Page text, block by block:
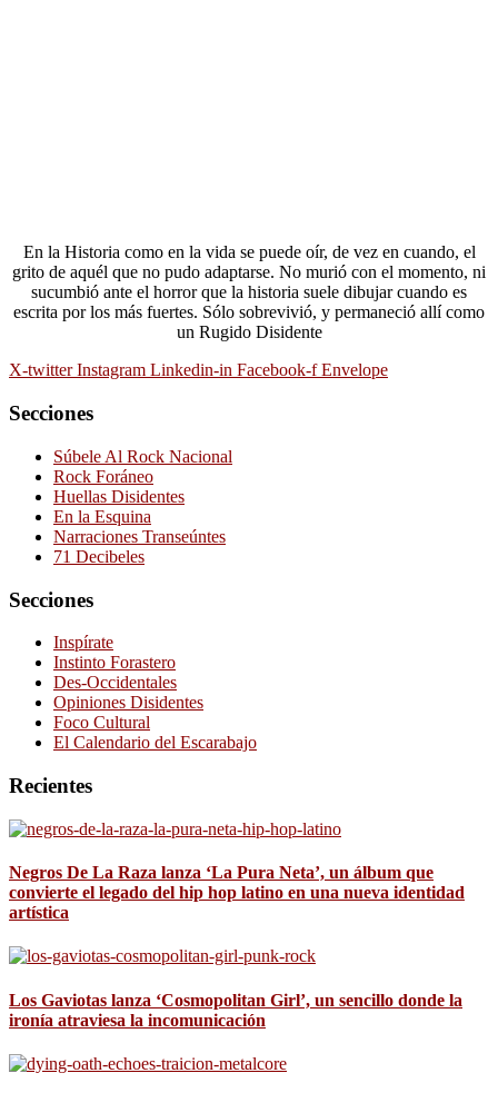
En la Historia como en la vida se puede oír, de vez en cuando, el
grito de aquél que no pudo adaptarse. No murió con el momento, ni
sucumbió ante el horror que la historia suele dibujar cuando es
escrita por los más fuertes. Sólo sobrevivió, y permaneció allí como
un Rugido Disidente
X-twitter Instagram Linkedin-in Facebook-f Envelope
Secciones
Súbele Al Rock Nacional
Rock Foráneo
Huellas Disidentes
En la Esquina
Narraciones Transeúntes
71 Decibeles
Secciones
Inspírate
Instinto Forastero
Des-Occidentales
Opiniones Disidentes
Foco Cultural
El Calendario del Escarabajo
Recientes
Negros De La Raza lanza ‘La Pura Neta’, un álbum que
convierte el legado del hip hop latino en una nueva identidad
artística
Los Gaviotas lanza ‘Cosmopolitan Girl’, un sencillo donde la
ironía atraviesa la incomunicación